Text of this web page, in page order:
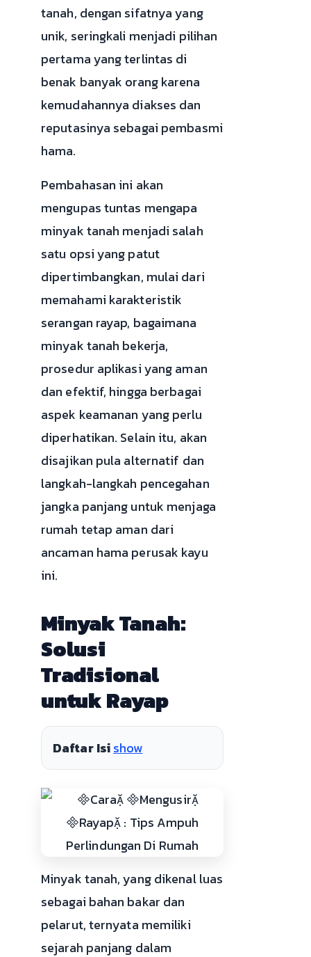
tanah, dengan sifatnya yang
unik, seringkali menjadi pilihan
pertama yang terlintas di
benak banyak orang karena
kemudahannya diakses dan
reputasinya sebagai pembasmi
hama.
Pembahasan ini akan
mengupas tuntas mengapa
minyak tanah menjadi salah
satu opsi yang patut
dipertimbangkan, mulai dari
memahami karakteristik
serangan rayap, bagaimana
minyak tanah bekerja,
prosedur aplikasi yang aman
dan efektif, hingga berbagai
aspek keamanan yang perlu
diperhatikan. Selain itu, akan
disajikan pula alternatif dan
langkah-langkah pencegahan
jangka panjang untuk menjaga
rumah tetap aman dari
ancaman hama perusak kayu
ini.
Minyak Tanah:
Solusi
Tradisional
untuk Rayap
Daftar Isishow
Minyak tanah, yang dikenal luas
sebagai bahan bakar dan
pelarut, ternyata memiliki
sejarah panjang dalam